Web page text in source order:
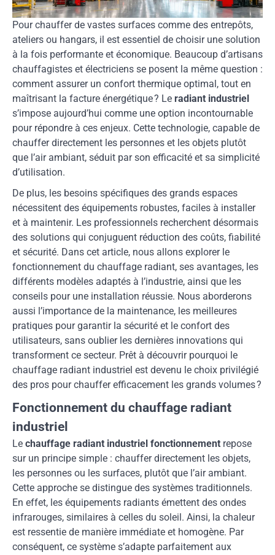
Pour chauffer de vastes surfaces comme des entrepôts,
ateliers ou hangars, il est essentiel de choisir une solution
à la fois performante et économique. Beaucoup d’artisans
chauffagistes et électriciens se posent la même question :
comment assurer un confort thermique optimal, tout en
maîtrisant la facture énergétique ? Le radiant industriel
s’impose aujourd’hui comme une option incontournable
pour répondre à ces enjeux. Cette technologie, capable de
chauffer directement les personnes et les objets plutôt
que l’air ambiant, séduit par son efficacité et sa simplicité
d’utilisation.
De plus, les besoins spécifiques des grands espaces
nécessitent des équipements robustes, faciles à installer
et à maintenir. Les professionnels recherchent désormais
des solutions qui conjuguent réduction des coûts, fiabilité
et sécurité. Dans cet article, nous allons explorer le
fonctionnement du chauffage radiant, ses avantages, les
différents modèles adaptés à l’industrie, ainsi que les
conseils pour une installation réussie. Nous aborderons
aussi l’importance de la maintenance, les meilleures
pratiques pour garantir la sécurité et le confort des
utilisateurs, sans oublier les dernières innovations qui
transforment ce secteur. Prêt à découvrir pourquoi le
chauffage radiant industriel est devenu le choix privilégié
des pros pour chauffer efficacement les grands volumes ?
Fonctionnement du chauffage radiant
industriel
Le chauffage radiant industriel fonctionnement repose
sur un principe simple : chauffer directement les objets,
les personnes ou les surfaces, plutôt que l’air ambiant.
Cette approche se distingue des systèmes traditionnels.
En effet, les équipements radiants émettent des ondes
infrarouges, similaires à celles du soleil. Ainsi, la chaleur
est ressentie de manière immédiate et homogène. Par
conséquent, ce système s’adapte parfaitement aux